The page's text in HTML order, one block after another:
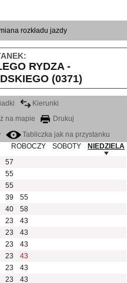
rozkładu jazdy
RYDZA -
(0371)
Kierunki
na mapie
Drukuj
Tabliczka jak na przystanku
ROBOCZY
SOBOTY
NIEDZIELA
57
55
55
39
55
40
58
23
43
23
43
23
43
23
43
23
43
23 43